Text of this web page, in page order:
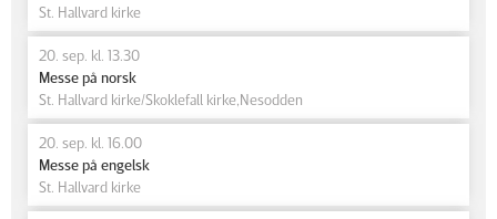
St. Hallvard kirke
20. sep. kl. 13.30
Messe på norsk
St. Hallvard kirke/Skoklefall kirke,Nesodden
20. sep. kl. 16.00
Messe på engelsk
St. Hallvard kirke